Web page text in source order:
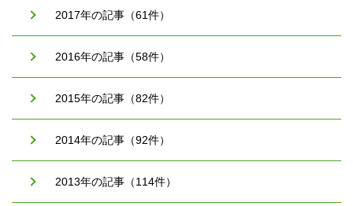
2017年の記事（61件）
2016年の記事（58件）
2015年の記事（82件）
2014年の記事（92件）
2013年の記事（114件）